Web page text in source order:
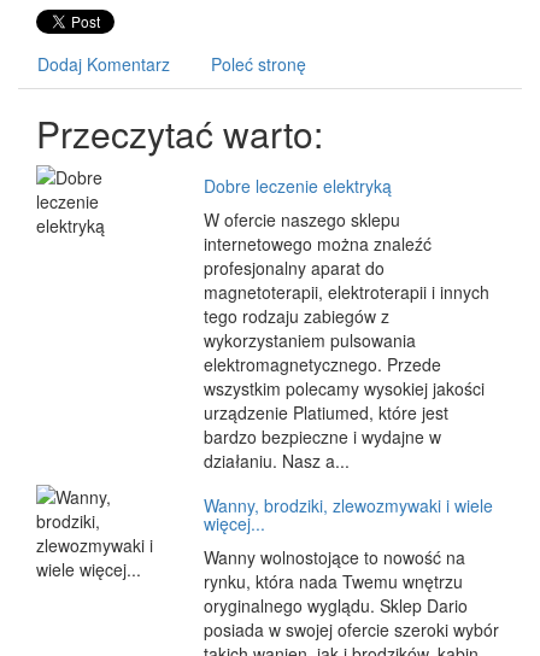
Dodaj Komentarz Poleć stronę
Przeczytać warto:
Dobre leczenie elektryką
W ofercie naszego sklepu
internetowego można znaleźć
profesjonalny aparat do
magnetoterapii, elektroterapii i innych
tego rodzaju zabiegów z
wykorzystaniem pulsowania
elektromagnetycznego. Przede
wszystkim polecamy wysokiej jakości
urządzenie Platiumed, które jest
bardzo bezpieczne i wydajne w
działaniu. Nasz a...
Wanny, brodziki, zlewozmywaki i wiele
więcej...
Wanny wolnostojące to nowość na
rynku, która nada Twemu wnętrzu
oryginalnego wyglądu. Sklep Dario
posiada w swojej ofercie szeroki wybór